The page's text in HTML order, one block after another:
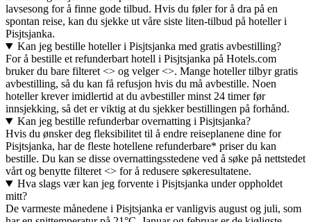
lavsesong for å finne gode tilbud. Hvis du føler for å dra på en
spontan reise, kan du sjekke ut våre siste liten-tilbud på hoteller i
Pisjtsjanka.
Kan jeg bestille hoteller i Pisjtsjanka med gratis avbestilling?
For å bestille et refunderbart hotell i Pisjtsjanka på Hotels.com
bruker du bare filteret <> og velger <>. Mange hoteller tilbyr gratis
avbestilling, så du kan få refusjon hvis du må avbestille. Noen
hoteller krever imidlertid at du avbestiller minst 24 timer før
innsjekking, så det er viktig at du sjekker bestillingen på forhånd.
Kan jeg bestille refunderbar overnatting i Pisjtsjanka?
Hvis du ønsker deg fleksibilitet til å endre reiseplanene dine for
Pisjtsjanka, har de fleste hotellene refunderbare* priser du kan
bestille. Du kan se disse overnattingsstedene ved å søke på nettstedet
vårt og benytte filteret <> for å redusere søkeresultatene.
Hva slags vær kan jeg forvente i Pisjtsjanka under oppholdet
mitt?
De varmeste månedene i Pisjtsjanka er vanligvis august og juli, som